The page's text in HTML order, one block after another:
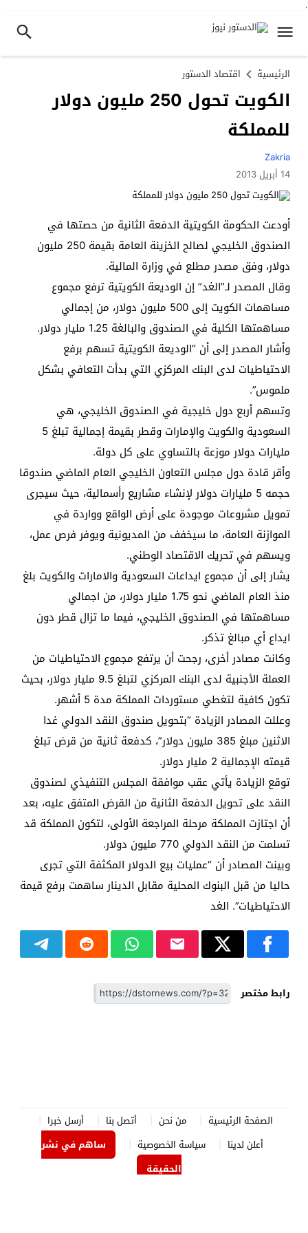
.
الرئيسية اقتصاد الدستور
الكويت تحول 250 مليون دولار
للمملكة
Zakria
14 أبريل 2013
أودعت الحكومة الكويتية الدفعة الثانية من حصتها في
الصندوق الخليجي لصالح الخزينة العامة بقيمة 250 مليون
دولار، وفق مصدر مطلع في وزارة المالية.
وقال المصدر لـ”الغد” إن الوديعة الكويتية ترفع مجموع
مساهمات الكويت إلى 500 مليون دولار، من إجمالي
مساهمتها الكلية في الصندوق والبالغة 1.25 مليار دولار.
وأشار المصدر إلى أن “الوديعة الكويتية تسهم برفع
الاحتياطيات لدى البنك المركزي التي بدأت التعافي بشكل
ملموس”.
وتسهم أربع دول خليجية في الصندوق الخليجي، هي
السعودية والكويت والإمارات وقطر بقيمة إجمالية تبلغ 5
مليارات دولار موزعة بالتساوي على كل دولة.
وأقر قادة دول مجلس التعاون الخليجي العام الماضي صندوقا
حجمه 5 مليارات دولار لإنشاء مشاريع رأسمالية، حيث سيجرى
تمويل مشروعات موجودة على أرض الواقع وواردة في
الموازنة العامة، ما سيخفف من المديونية ويوفر فرص عمل،
ويسهم في تحريك الاقتصاد الوطني.
يشار إلى أن مجموع ايداعات السعودية والامارات والكويت بلغ
منذ العام الماضي نحو 1.75 مليار دولار، من اجمالي
مساهمتها في الصندوق الخليجي، فيما ما تزال قطر دون
ايداع أي مبالغ تذكر.
وكانت مصادر أخرى، رجحت أن يرتفع مجموع الاحتياطيات من
العملة الأجنبية لدى البنك المركزي لتبلغ 9.5 مليار دولار، بحيث
تكون كافية لتغطي مستوردات المملكة مدة 5 أشهر.
وعللت المصادر الزيادة “بتحويل صندوق النقد الدولي غدا
الاثنين مبلغ 385 مليون دولار”، كدفعة ثانية من قرض تبلغ
قيمته الإجمالية 2 مليار دولار.
توقع الزيادة يأتي عقب موافقة المجلس التنفيذي لصندوق
النقد على تحويل الدفعة الثانية من القرض المتفق عليه، بعد
أن اجتازت المملكة مرحلة المراجعة الأولى، لتكون المملكة قد
تسلمت من النقد الدولي 770 مليون دولار.
وبينت المصادر أن “عمليات بيع الدولار المكثفة التي تجرى
حاليا من قبل البنوك المحلية مقابل الدينار ساهمت برفع قيمة
الاحتياطيات”. الغد
رابط مختصر
الصفحة الرئيسية من نحن أتصل بنا
أرسل خبرا
أعلن لدينا
سياسة الخصوصية
ساهم في نشر
الحقيقة